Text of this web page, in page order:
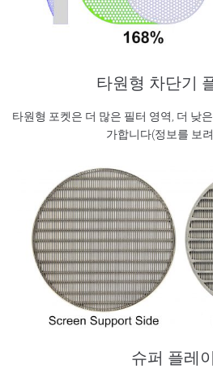
타원형 차단기
타원형 포켓은 더 많은 필터 영역, 더 낮
가합니다(정보를 보
슈퍼 플레